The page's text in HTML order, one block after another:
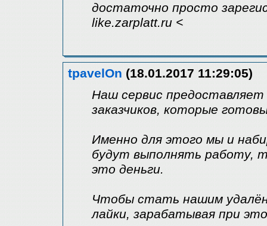
достаточно просто
like.zarplatt.ru <
tpavelOn (18.01.2017 11:29:05)
Наш сервис
заказчиков, которые
Именно для этого мы и
будут выполнять работу,
это деньги.
Чтобы стать нашим
лайки, зарабатывая при